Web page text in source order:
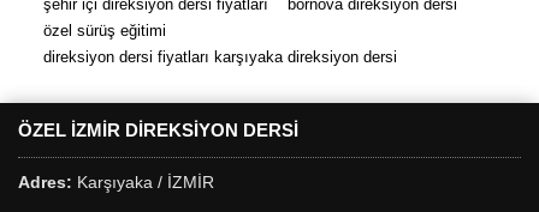
şehir içi direksiyon dersi fiyatları
bornova direksiyon dersi
özel sürüş eğitimi
direksiyon dersi fiyatları karşıyaka direksiyon dersi
ÖZEL İZMIR DIREKSIYON DERSI
Adres: Karşıyaka / İZMİR